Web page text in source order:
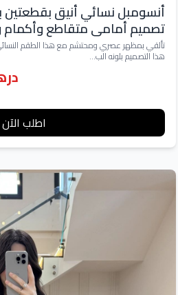
أنسومبل نسائي أنيق بقطعتين
تصميم أمامي متقاطع
تألقي بمظهر عصري ومحتشم مع هذا الطقم
هذا التصميم بلونه الب...
درهم
اطلب الآن